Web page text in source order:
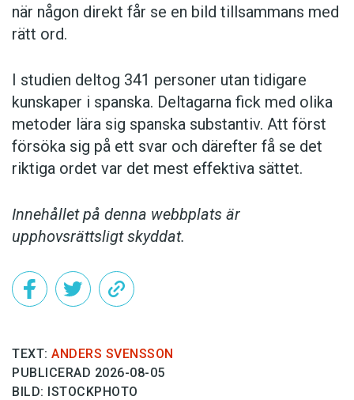
när någon direkt får se en bild tillsammans med
rätt ord.
I studien deltog 341 personer utan tidigare
kunskaper i spanska. Deltagarna fick med olika
metoder lära sig spanska substantiv. Att först
försöka sig på ett svar och därefter få se det
riktiga ordet var det mest effektiva sättet.
Innehållet på denna webbplats är
upphovsrättsligt skyddat.
TEXT: ANDERS SVENSSON
PUBLICERAD 2026-08-05
BILD: ISTOCKPHOTO